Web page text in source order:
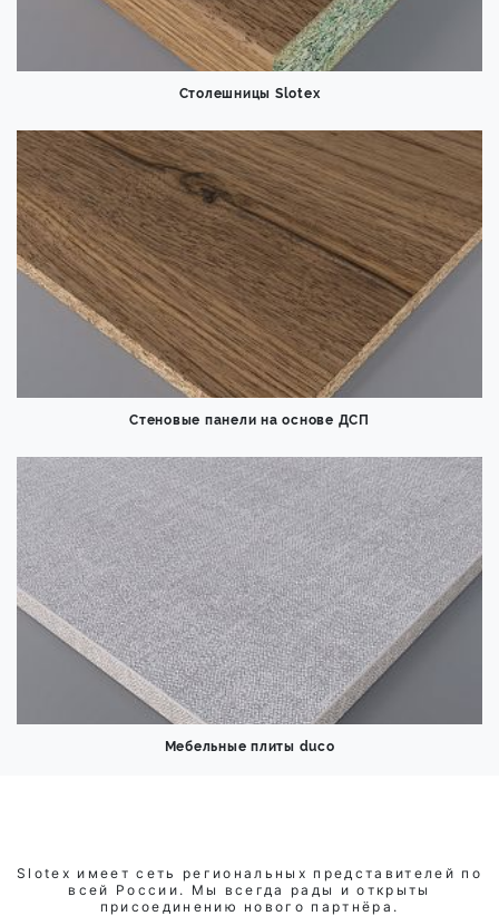
Столешницы Slotex
Стеновые панели на основе ДСП
Мебельные плиты duco
Slotex имеет сеть региональных представителей по
всей России. Мы всегда рады и открыты
присоединению нового партнёра.